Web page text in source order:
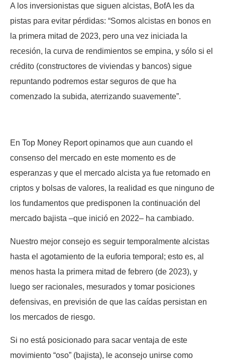
A los inversionistas que siguen alcistas, BofA les da
pistas para evitar pérdidas: “Somos alcistas en bonos en
la primera mitad de 2023, pero una vez iniciada la
recesión, la curva de rendimientos se empina, y sólo si el
crédito (constructores de viviendas y bancos) sigue
repuntando podremos estar seguros de que ha
comenzado la subida, aterrizando suavemente”.
En Top Money Report opinamos que aun cuando el
consenso del mercado en este momento es de
esperanzas y que el mercado alcista ya fue retomado en
criptos y bolsas de valores, la realidad es que ninguno de
los fundamentos que predisponen la continuación del
mercado bajista –que inició en 2022– ha cambiado.
Nuestro mejor consejo es seguir temporalmente alcistas
hasta el agotamiento de la euforia temporal; esto es, al
menos hasta la primera mitad de febrero (de 2023), y
luego ser racionales, mesurados y tomar posiciones
defensivas, en previsión de que las caídas persistan en
los mercados de riesgo.
Si no está posicionado para sacar ventaja de este
movimiento “oso” (bajista), le aconsejo unirse como